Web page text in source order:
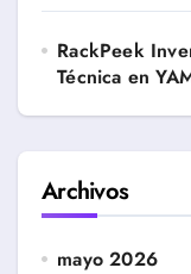
RackPeek
Técnica en
Archivos
mayo 2026